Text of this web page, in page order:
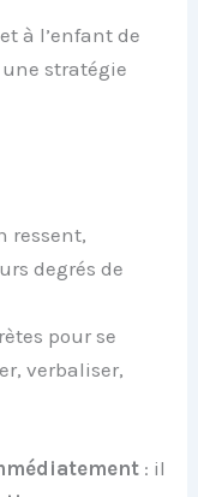
à l’enfant de
stratégie
ressent,
degrés de
pour se
verbaliser,
: il